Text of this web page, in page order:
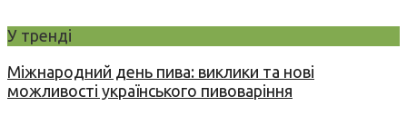
У тренді
Міжнародний день пива: виклики та нові
можливості українського пивоваріння